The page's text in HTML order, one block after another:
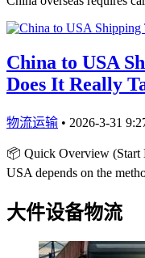
China to USA
Does It Really
物流运输 • 2026-3-31
📦 Quick Overview (Start
USA depends on the
大件设备物流